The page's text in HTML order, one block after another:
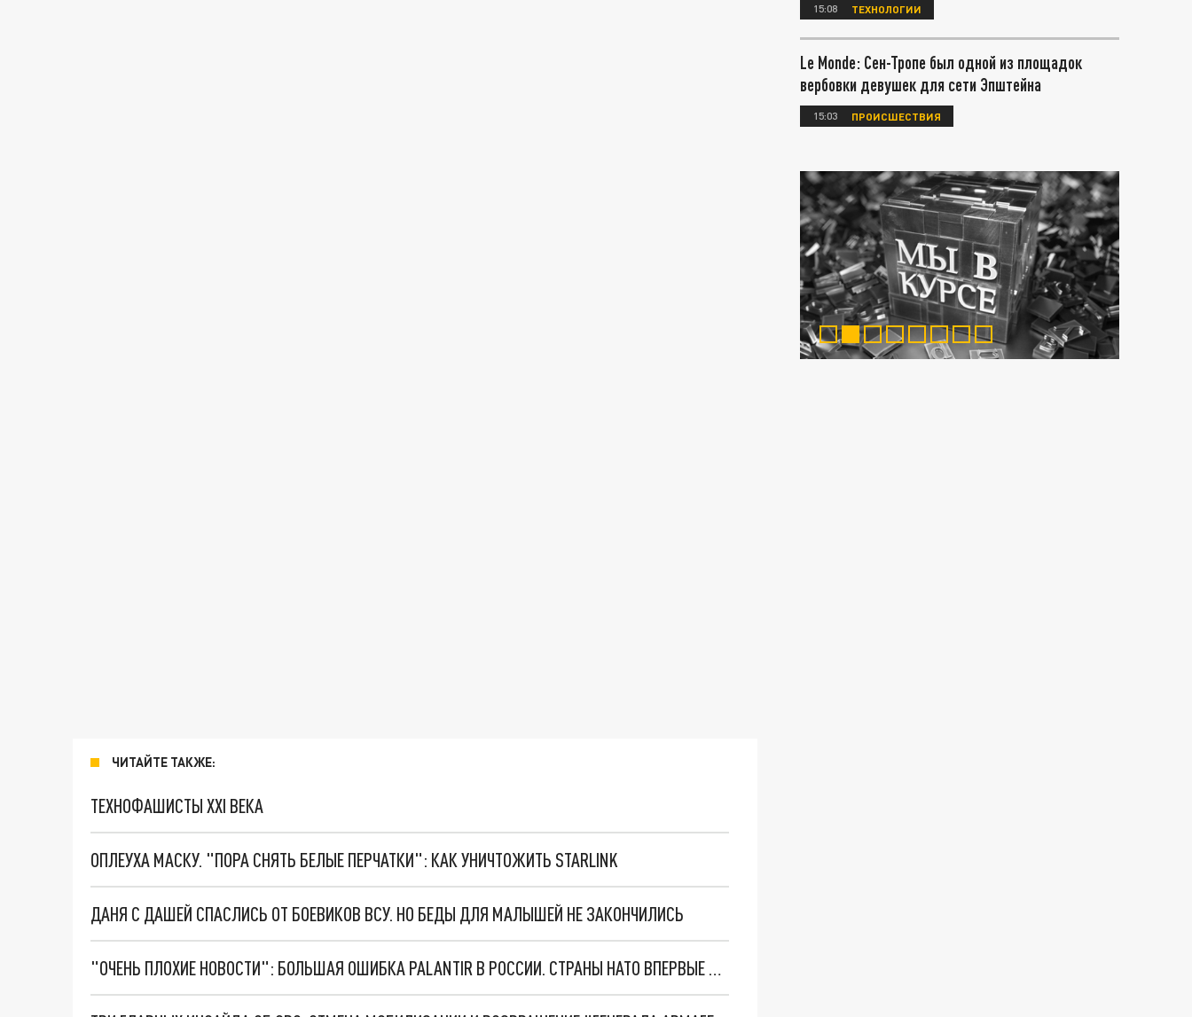
ЧИТАЙТЕ ТАКЖЕ:
ТЕХНОФАШИСТЫ XXI ВЕКА
ОПЛЕУХА МАСКУ. "ПОРА СНЯТЬ БЕЛЫЕ ПЕРЧАТКИ": КАК УНИЧТОЖИТЬ STARLINK
ДАНЯ С ДАШЕЙ СПАСЛИСЬ ОТ БОЕВИКОВ ВСУ. НО БЕДЫ ДЛЯ МАЛЫШЕЙ НЕ ЗАКОНЧИЛИСЬ
"ОЧЕНЬ ПЛОХИЕ НОВОСТИ": БОЛЬШАЯ ОШИБКА PALANTIR В РОССИИ. СТРАНЫ НАТО ВПЕРВЫЕ ЗА СВО ОСТАНОВИЛИ ПОСТАВКИ ОРУЖИЯ. ВСУ ТЕРЯЮТ ПРИГРАНИЧЬЕ?
15:08 ТЕХНОЛОГИИ
Le Monde: Сен-Тропе был одной из площадок
вербовки девушек для сети Эпштейна
15:03 ПРОИСШЕСТВИЯ